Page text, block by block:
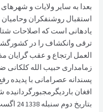
بعدا به سایر ولایات و
استقبال روشنفکران
یادهانی است که اصلاحات
ترقی وانکشاف را در
العمل ارتجاع و عقب گرایان
زمامداری حبیب الله کلکانی
پسندانه عصرامانی با پدیده
افغان